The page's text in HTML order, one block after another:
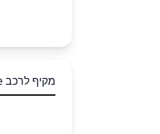
מקיף לרכב Upgrade